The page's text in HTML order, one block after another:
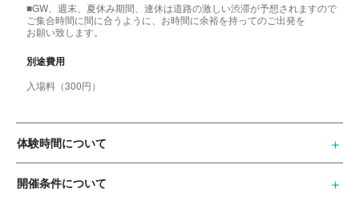
■GW、週末、夏休み期間、連休は道路の激しい渋滞が予想されますので
ご集合時間に間に合うように、お時間に余裕を持ってのご出発を
お願い致します。
別途費用
入場料（300円）
体験時間について
開催条件について